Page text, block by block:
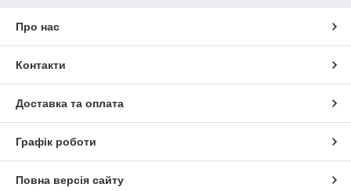
Про нас
Контакти
Доставка та оплата
Графік роботи
Повна версія сайту